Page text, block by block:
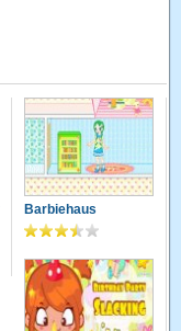
Barbiehaus